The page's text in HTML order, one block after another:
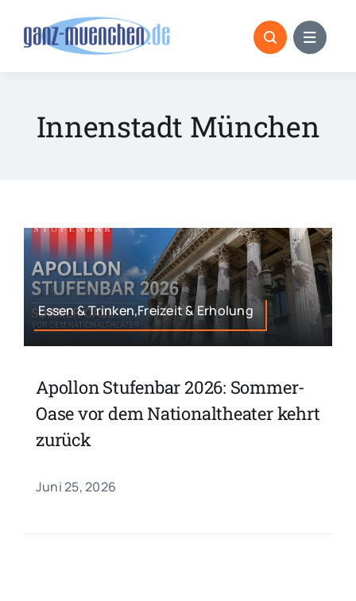
Innenstadt München
Essen & Trinken,Freizeit & Erholung
Apollon Stufenbar 2026: Sommer-
Oase vor dem Nationaltheater kehrt
zurück
Juni 25, 2026